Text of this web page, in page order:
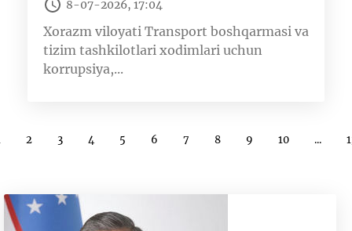
8-07-2026, 17:04
Xorazm viloyati Transport boshqarmasi va
tizim tashkilotlari xodimlari uchun
korrupsiya,...
2 3 4 5 6 7 8 9 10 ...